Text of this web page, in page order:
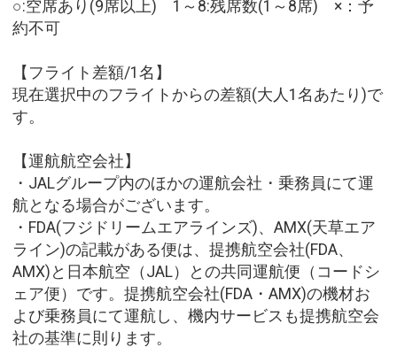
○:空席あり(9席以上) 1～8:残席数(1～8席) ×：予
約不可
【フライト差額/1名】
現在選択中のフライトからの差額(大人1名あたり)で
す。
【運航航空会社】
・JALグループ内のほかの運航会社・乗務員にて運
航となる場合がございます。
・FDA(フジドリームエアラインズ)、AMX(天草エア
ライン)の記載がある便は、提携航空会社(FDA、
AMX)と日本航空（JAL）との共同運航便（コードシ
ェア便）です。提携航空会社(FDA・AMX)の機材お
よび乗務員にて運航し、機内サービスも提携航空会
社の基準に則ります。